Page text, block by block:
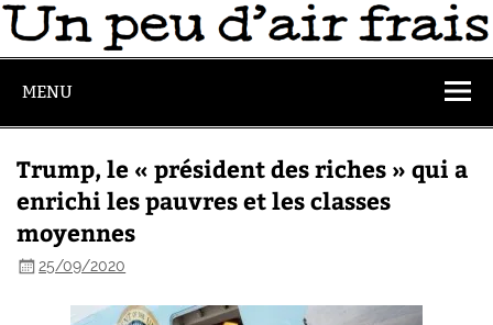
MENU
Trump, le « président des riches » qui a
enrichi les pauvres et les classes
moyennes
25/09/2020